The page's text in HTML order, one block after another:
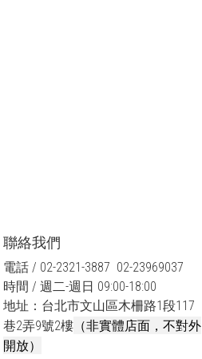
聯絡我們
電話 / 02-2321-3887 02-23969037
時間 / 週二-週日 09:00-18:00
地址：台北市文山區木柵路1段117
巷2弄9號2樓 （非實體店面，不對外
開放）